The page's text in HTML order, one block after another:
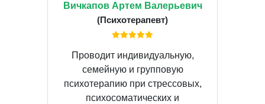
Вичкапов Артем Валерьевич
(Психотерапевт)
Проводит индивидуальную,
семейную и групповую
психотерапию при стрессовых,
психосоматических и